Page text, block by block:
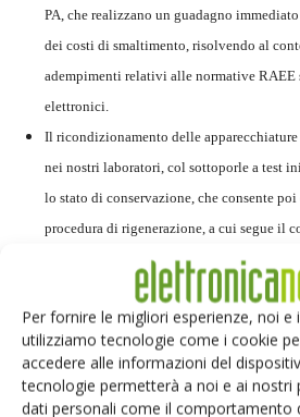
Per fornire le migliori esperienze, noi e
utilizziamo tecnologie come i cookie
accedere alle informazioni del
tecnologie permetterà a noi e ai nostri
dati personali come il comportamento
PA, che realizzano un guadagno
dei costi di smaltimento, risolvendo al
adempimenti relativi alle normative
elettronici.
Il ricondizionamento delle apparecchiature
nei nostri laboratori, col sottoporle a test
lo stato di conservazione, che consente
procedura di rigenerazione, a cui segue il
necessarie verifiche miranti a verificarne
funzionamento sul lungo periodo. Tutti i
vengono sottoposti a scrupolose verifiche
specializzato.
Vendita dei prodotti di rete ricondizionati,
risparmio fino all'80% rispetto ai prezzi di